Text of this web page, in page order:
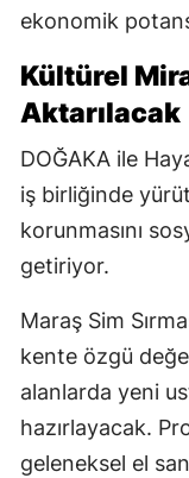
ekonomik
Kültürel
Aktarılacak
DOĞAKA ile
iş birliğinde
korunmasını
getiriyor.
Maraş Sim
kente özgü
alanlarda yeni
hazırlayacak.
geleneksel el